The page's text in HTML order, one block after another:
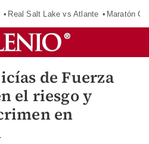
Real Salt Lake vs Atlante Maratón
de Fuerza
el riesgo y
en